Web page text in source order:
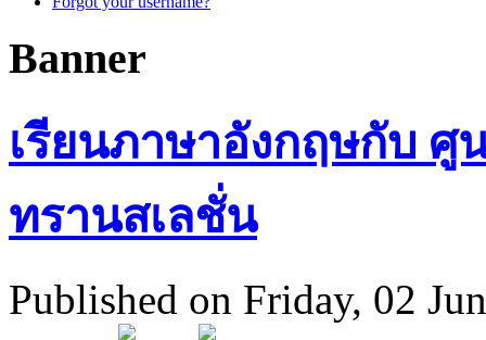
Banner
เรียนภาษาอังกฤษกับ ศู
ทรานสเลชั่น
Published on Friday, 02